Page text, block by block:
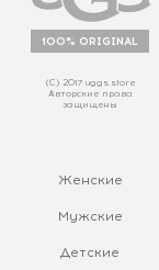
100% ORIGINAL
(С) 2017 uggs.store
Авторские права
защищены
Женские
Мужские
Детские